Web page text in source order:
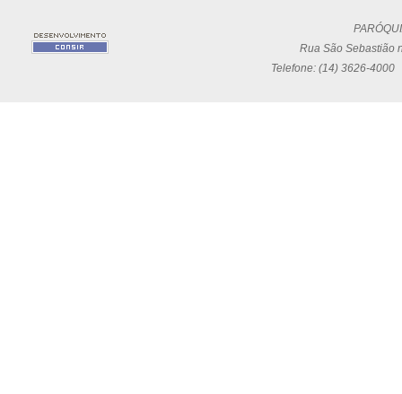
Rua São Sebastião
Telefone: (14) 3626-